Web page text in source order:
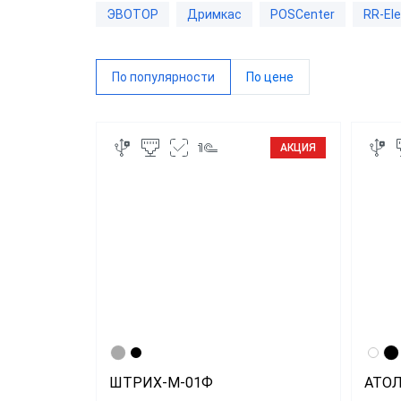
RR-
ЭВОТОР Дримкас POSCenter RR-
По популярности По цене
АКЦИЯ
ШТРИХ-М-01Ф